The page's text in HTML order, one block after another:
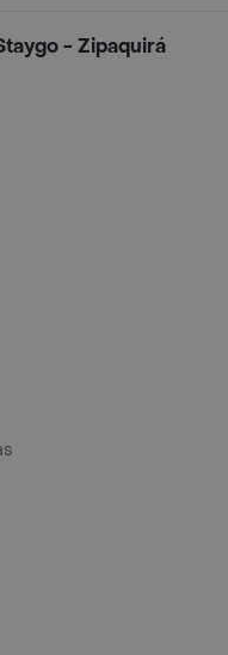
- Zipaquirá